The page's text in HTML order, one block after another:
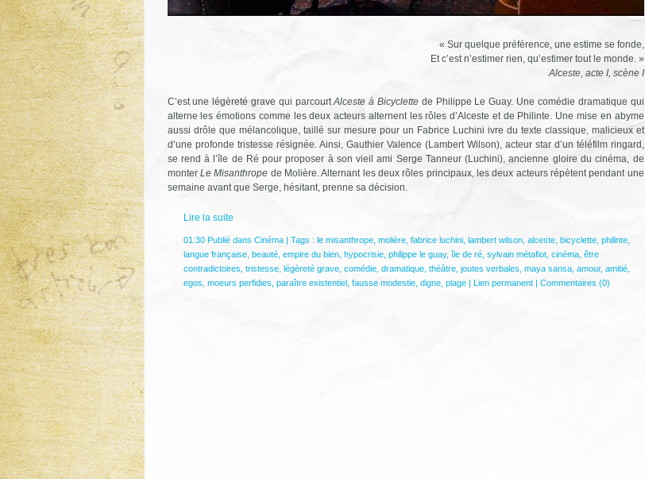
« Sur quelque préférence, une estime se fonde,
Et c’est n’estimer rien, qu’estimer tout le monde. »
Alceste, acte I, scène I
C’est une légèreté grave qui parcourtAlceste à Bicyclette de Philippe Le Guay. Une comédie dramatique qui
alterne les émotions comme les deux acteurs alternent les rôles d’Alceste et de Philinte. Une mise en abyme
aussi drôle que mélancolique, taillé sur mesure pour un Fabrice Luchini ivre du texte classique, malicieux et
d’une profonde tristesse résignée. Ainsi, Gauthier Valence (Lambert Wilson), acteur star d’un téléfilm ringard,
se rend à l’île de Ré pour proposer à son vieil ami Serge Tanneur (Luchini), ancienne gloire du cinéma, de
monter Le Misanthrope de Molière. Alternant les deux rôles principaux, les deux acteurs répètent pendant une
semaine avant que Serge, hésitant, prenne sa décision.
Lire la suite
01:30 Publié dans Cinéma| Tags : le misanthrope, molière, fabrice luchini, lambert wilson, alceste, bicyclette, philinte,
langue française, beauté, empire du bien, hypocrisie, philippe le guay, île de ré, sylvain métafiot, cinéma, être
contradictoires tristesse, légèreté grave, comédie, dramatique, théâtre, joutes verbales maya sansa, amour, amitié,
egos moeurs perfidies paraître existentiel, fausse modestie, digne, plage| Lien permanent| Commentaires (0)